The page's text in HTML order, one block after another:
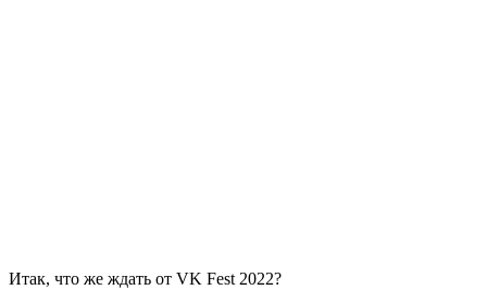
Итак, что же ждать от VK Fest 2022?